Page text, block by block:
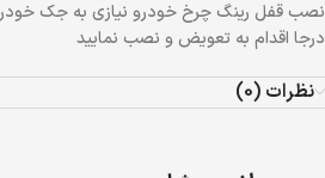
نصب قفل رینگ چرخ خودرو نیازی به جک
درجا اقدام به تعویض و نصب نمایید
نظرات (0)